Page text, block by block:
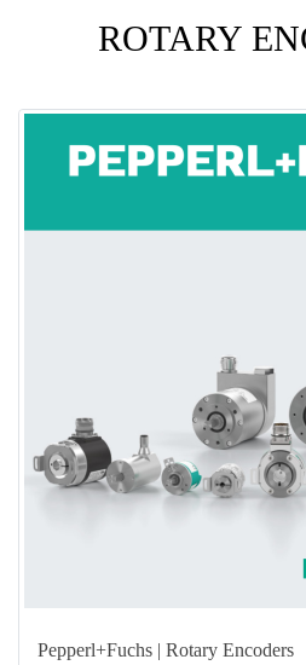
ROTARY
Pepperl+Fuchs | Rotary Encoders